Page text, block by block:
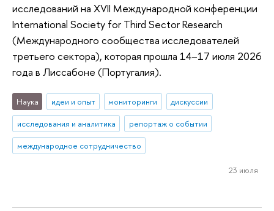
исследований на XVII Международной конференции
International Society for Third Sector Research
(Международного сообщества исследователей
третьего сектора), которая прошла 14–17 июля 2026
года в Лиссабоне (Португалия).
Наука идеи и опыт мониторинги
дискуссии
исследования и аналитика
репортаж о событии
международное сотрудничество
23 июля